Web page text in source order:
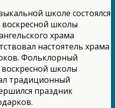
школе состоялся
школы
храма
настоятель храма
Фольклорный
воскресной школы
традиционный
праздник